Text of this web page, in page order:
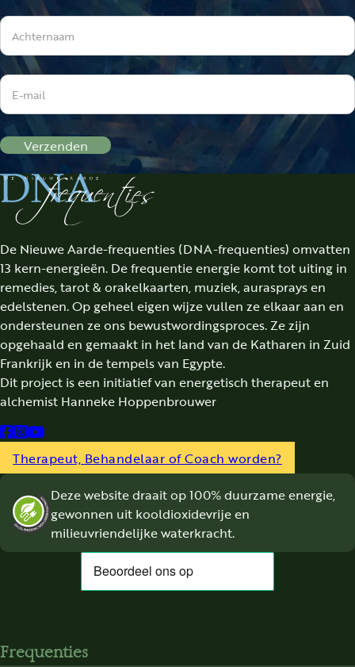
Verzenden
De Nieuwe Aarde-frequenties (DNA-frequenties) omvatten
13 kern-energieën. De frequentie energie komt tot uiting in
remedies, tarot & orakelkaarten, muziek, aurasprays en
edelstenen. Op geheel eigen wijze vullen ze elkaar aan en
ondersteunen ze ons bewustwordingsproces. Ze zijn
opgehaald en gemaakt in het land van de Katharen in Zuid
Frankrijk en in de tempels van Egypte.
Dit project is een initiatief van energetisch therapeut en
alchemist Hanneke Hoppenbrouwer
Follow us on Facebook
Follow us on Instagram
Follow us on YouTube
Therapeut, Behandelaar of Coach worden?
Deze website draait op 100% duurzame energie,
gewonnen uit kooldioxidevrije en
milieuvriendelijke waterkracht.
Frequenties